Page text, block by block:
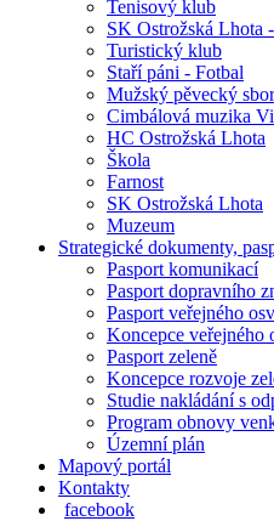
Tenisový klub
SK Ostrožská Lhota
Turistický klub
Staří páni - Fotbal
Mužský pěvecký sbor
Cimbálová muzika
HC Ostrožská Lhota
Škola
Farnost
SK Ostrožská Lhota
Muzeum
Strategické dokumenty,
Pasport komunikací
Pasport dopravního
Pasport veřejného
Koncepce veřejného
Pasport zeleně
Koncepce rozvoje
Studie nakládání s
Program obnovy
Územní plán
Mapový portál
Kontakty
facebook